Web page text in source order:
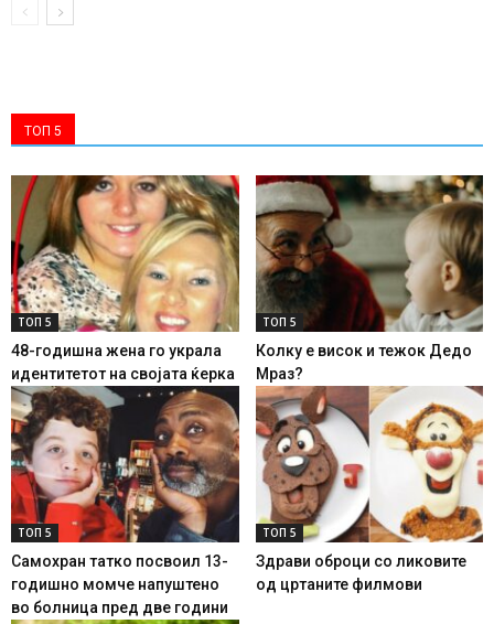
ТОП 5
ТОП 5
48-годишна жена го украла
идентитетот на својата ќерка
ТОП 5
Колку е висок и тежок Дедо
Мраз?
ТОП 5
Самохран татко посвоил 13-
годишно момче напуштено
во болница пред две години
ТОП 5
Здрави оброци со ликовите
од цртаните филмови